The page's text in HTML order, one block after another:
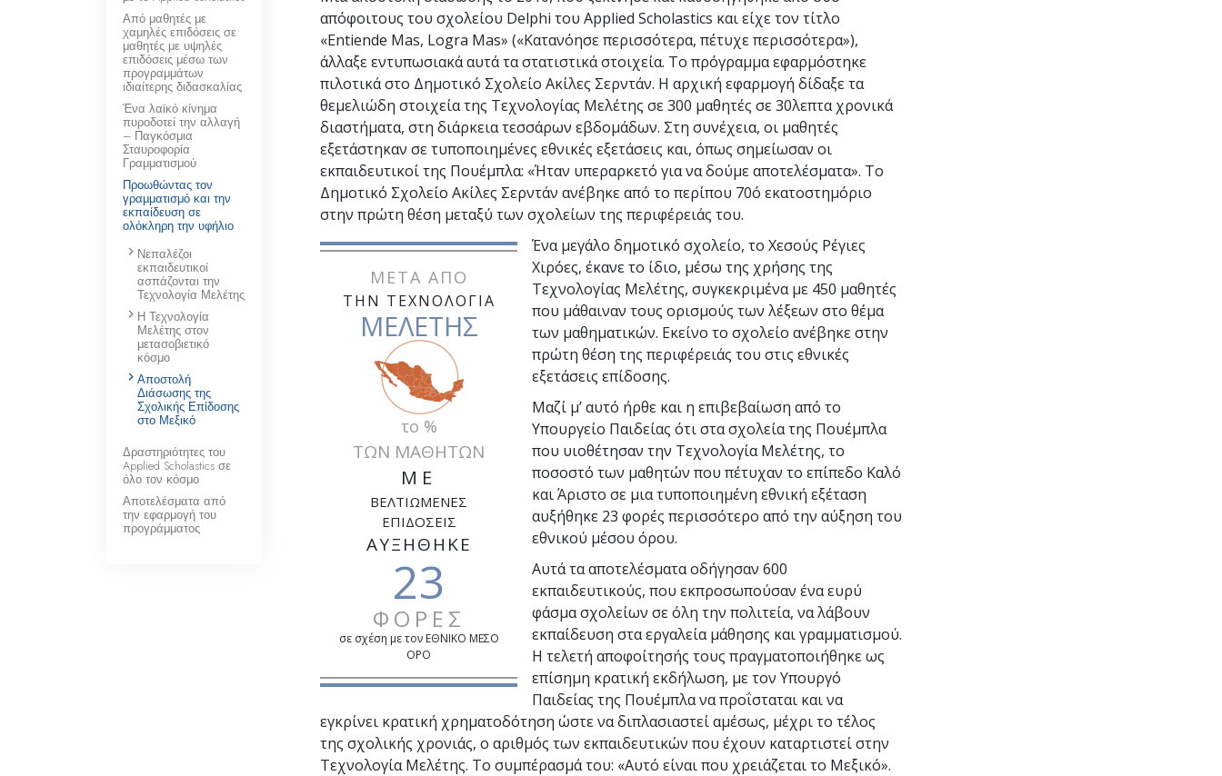
απόφοιτους του σχολείου Delphi του Applied Scholastics και είχε τον τίτλο
«Entiende Mas, Logra Mas» («Κατανόησε περισσότερα, πέτυχε περισσότερα»),
άλλαξε εντυπωσιακά αυτά τα στατιστικά στοιχεία. Το πρόγραμμα εφαρμόστηκε
πιλοτικά στο Δημοτικό Σχολείο Ακίλες Σερντάν. Η αρχική εφαρμογή δίδαξε τα
θεμελιώδη στοιχεία της Τεχνολογίας Μελέτης σε300 μαθητές σε 30λεπτα χρονικά
διαστήματα, στη διάρκεια τεσσάρων εβδομάδων. Στη συνέχεια, οι μαθητές
εξετάστηκαν σε τυποποιημένες εθνικές εξετάσεις και, όπως σημείωσαν οι
εκπαιδευτικοί της Πουέμπλα: «Ήταν υπεραρκετό για να δούμε αποτελέσματα». Το
Δημοτικό Σχολείο Ακίλες Σερντάν ανέβηκε από το περίπου 70ό εκατοστημόριο
στην πρώτη θέση μεταξύ των σχολείων της περιφέρειάς του.
ΜΕΤΑ ΑΠΟ
ΤΗΝ ΤΕΧΝΟΛΟΓΙΑ
ΜΕΛΕΤΗΣ
το %
ΤΩΝ ΜΑΘΗΤΩΝ
ΜΕ
ΒΕΛΤΙΩΜΕΝΕΣ
ΕΠΙΔΟΣΕΙΣ
ΑΥΞΗΘΗΚΕ
23
ΦΟΡΕΣ
σε σχέση με τον ΕΘΝΙΚΟ ΜΕΣΟ
ΟΡΟ
Ένα μεγάλο δημοτικό σχολείο, το Χεσούς Ρέγιες
Χιρόες, έκανε το ίδιο, μέσω της χρήσης της
Τεχνολογίας Μελέτης, συγκεκριμένα με 450 μαθητές
που μάθαιναν τους ορισμούς των λέξεων στο θέμα
των μαθηματικών. Εκείνο το σχολείο ανέβηκε στην
πρώτη θέση της περιφέρειάς του στις εθνικές
εξετάσεις επίδοσης.
Μαζί μ’ αυτό ήρθε και η επιβεβαίωση από το
Υπουργείο Παιδείας ότι στα σχολεία της Πουέμπλα
που υιοθέτησαν την Τεχνολογία Μελέτης, το
ποσοστό των μαθητών που πέτυχαν το επίπεδο Καλό
και Άριστο σε μια τυποποιημένη εθνική εξέταση
αυξήθηκε 23 φορές περισσότερο από την αύξηση του
εθνικού μέσου όρου.
Αυτά τα αποτελέσματα οδήγησαν 600
εκπαιδευτικούς, που εκπροσωπούσαν ένα ευρύ
φάσμα σχολείων σε όλη την πολιτεία, να λάβουν
εκπαίδευση στα εργαλεία μάθησης και γραμματισμού.
Η τελετή αποφοίτησής τους πραγματοποιήθηκε ως
επίσημη κρατική εκδήλωση, με τον Υπουργό
Παιδείας της Πουέμπλα να προΐσταται και να
εγκρίνει κρατική χρηματοδότηση ώστε να διπλασιαστεί αμέσως, μέχρι το τέλος
της σχολικής χρονιάς, ο αριθμός των εκπαιδευτικών που έχουν καταρτιστεί στην
Τεχνολογία Μελέτης. Το συμπέρασμά του: «Αυτό είναι που χρειάζεται το Μεξικό».
Από μαθητές με
χαμηλές επιδόσεις σε
μαθητές με υψηλές
επιδόσεις μέσω των
προγραμμάτων
ιδιαίτερης διδασκαλίας
Ένα λαϊκό κίνημα
πυροδοτεί την αλλαγή
– Παγκόσμια
Σταυροφορία
Γραμματισμού
Προωθώντας τον
γραμματισμό και την
εκπαίδευση σε
ολόκληρη την υφήλιο
Νεπαλέζοι
εκπαιδευτικοί
ασπάζονται την
Τεχνολογία Μελέτης
Η Τεχνολογία
Μελέτης στον
μετασοβιετικό
κόσμο
Αποστολή
Διάσωσης της
Σχολικής Επίδοσης
στο Μεξικό
Δραστηριότητες του
Applied Scholastics σε
όλο τον κόσμο
Αποτελέσματα από
την εφαρμογή του
προγράμματος